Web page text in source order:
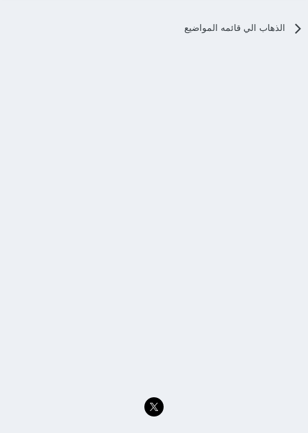
الذهاب الي قائمه المواضيع